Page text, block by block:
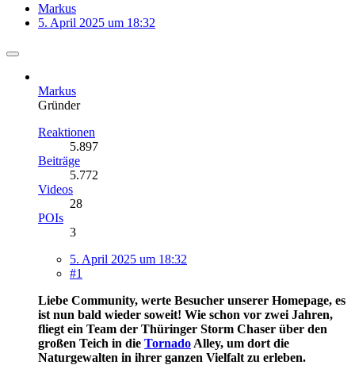
Markus
5. April 2025 um 18:32
Markus
Gründer
Reaktionen
5.897
Beiträge
5.772
Videos
28
POIs
3
5. April 2025 um 18:32
#1
Liebe Community, werte Besucher unserer Homepage, es
ist nun bald wieder soweit! Wie schon vor zwei Jahren,
fliegt ein Team der Thüringer Storm Chaser über den
großen Teich in die Tornado Alley, um dort die
Naturgewalten in ihrer ganzen Vielfalt zu erleben.